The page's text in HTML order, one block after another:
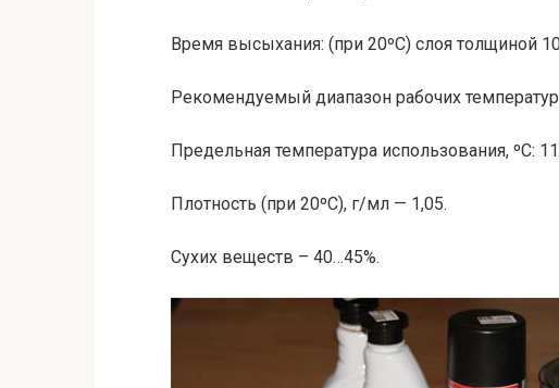
Время высыхания: (при 20ºC) слоя толщиной
Рекомендуемый диапазон рабочих
Предельная температура использования, ºC:
Плотность (при 20ºC), г/мл — 1,05.
Сухих веществ – 40…45%.